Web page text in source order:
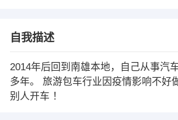
自我描述
2014年后回到南雄本地，自己从事汽
多年。 旅游包车行业因疫情影响不好
别人开车 ！